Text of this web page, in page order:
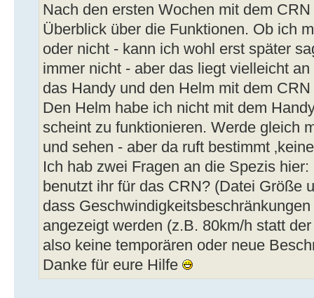
Nach den ersten Wochen mit dem
Überblick über die Funktionen. Ob ich
oder nicht - kann ich wohl erst später
immer nicht - aber das liegt vielleicht
das Handy und den Helm mit dem
Den Helm habe ich nicht mit dem
scheint zu funktionieren. Werde gleich
und sehen - aber da ruft bestimmt
Ich hab zwei Fragen an die Spezis
benutzt ihr für das CRN? (Datei Größe
dass
angezeigt werden (z.B. 80km/h statt
also keine temporären oder neue
Danke für eure Hilfe